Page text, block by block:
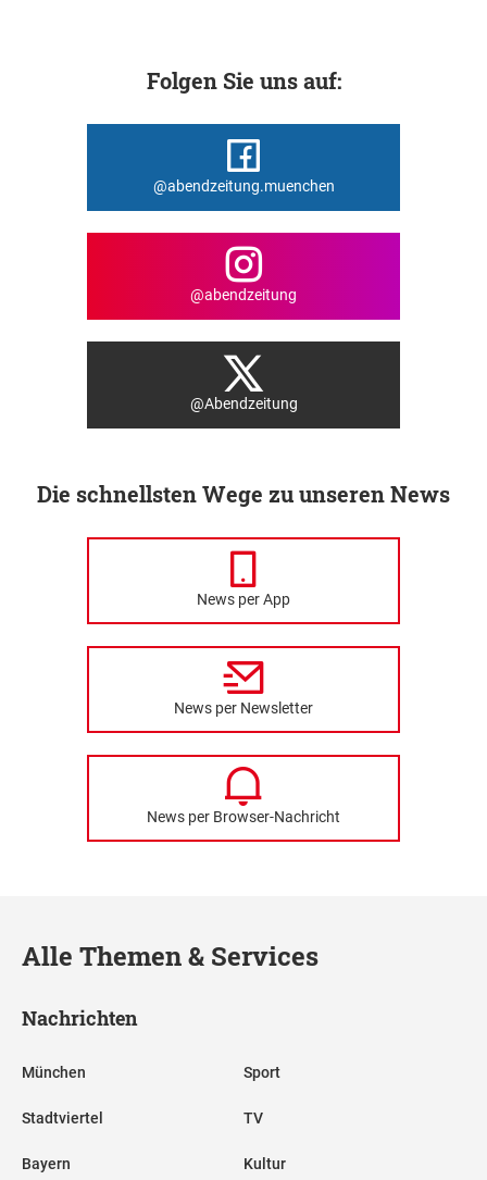
Folgen Sie uns auf:
@abendzeitung.muenchen
@abendzeitung
@Abendzeitung
Die schnellsten Wege zu unseren News
News per App
News per Newsletter
News per Browser-Nachricht
Alle Themen & Services
Nachrichten
München
Stadtviertel
Bayern
Sport
TV
Kultur